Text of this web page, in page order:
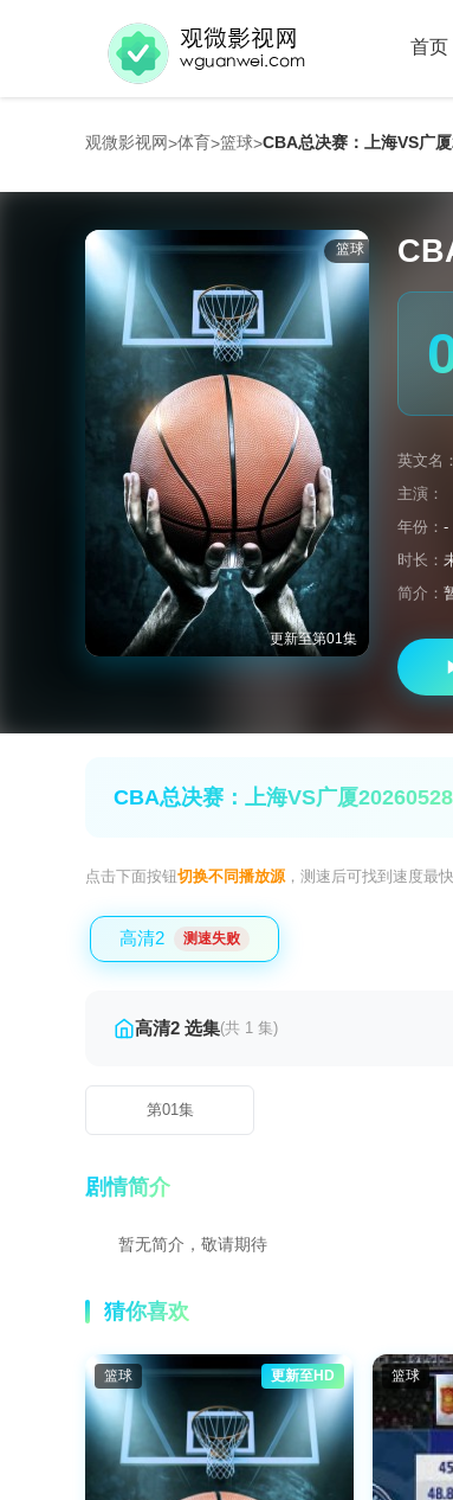
首页
观微影视网>体育>篮球>CBA总决赛：上海VS广
篮球
更新至第01集
英文名：
主演：
年份： -
时长：
简介：
CBA总决赛：上海VS广厦
点击下面按钮切换不同播放源，测速后可找到速度最
高清2 测速失败
高清2 选集(共 1 集)
第01集
剧情简介
暂无简介，敬请期待
猜你喜欢
篮球 更新至HD 篮球